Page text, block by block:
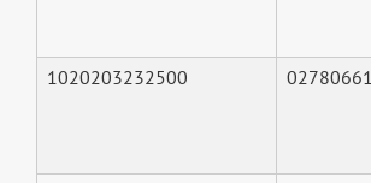
1020203232500